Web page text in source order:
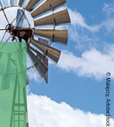
© Malajscy, AdobeStock